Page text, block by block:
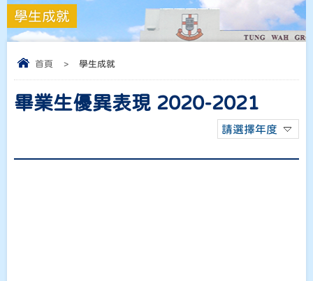
學生成就
首頁 > 學生成就
畢業生優異表現 2020-2021
請選擇年度